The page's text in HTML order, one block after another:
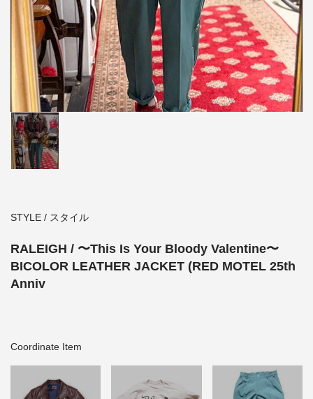
STYLE / スタイル
RALEIGH / 〜This Is Your Bloody Valentine〜
BICOLOR LEATHER JACKET (RED MOTEL 25th
Anniv
Coordinate Item